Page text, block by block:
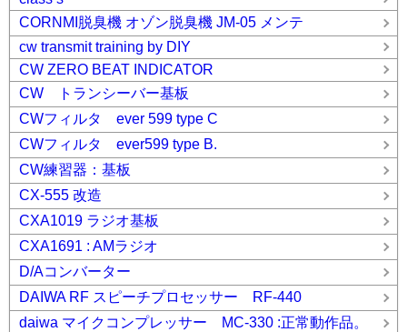
CORNMI脱臭機 オゾン脱臭機 JM-05 メンテ
cw transmit training by DIY
CW ZERO BEAT INDICATOR
CW トランシーバー基板
CWフィルタ ever 599 type C
CWフィルタ ever599 type B.
CW練習器：基板
CX-555 改造
CXA1019 ラジオ基板
CXA1691 : AMラジオ
D/Aコンバーター
DAIWA RF スピーチプロセッサー RF-440
daiwa マイクコンプレッサー MC-330 :正常動作品。